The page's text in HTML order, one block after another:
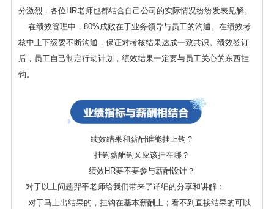
分激烈，各位HR老师也都结合自己公司的实际情况纷纷发表见解。
在绩效管理中，80%成败在于业务领导与员工的沟通。在绩效考
核中上下级要不断沟通，保证对考核结果达成一致共识。绩效签订
后，员工自己制定行动计划，绩效结果一定要与员工关心的东西挂
钩。
绩效结果和薪酬谁能挂上钩？
挂钩薪酬钩又应该挂在哪？
绩效HR要不要参与薪酬设计？
对于以上问题羿平老师给我们带来了详细的分享和讲解：
对于马上出结果的，挂钩在基本薪酬上；看不到直接结果的可以